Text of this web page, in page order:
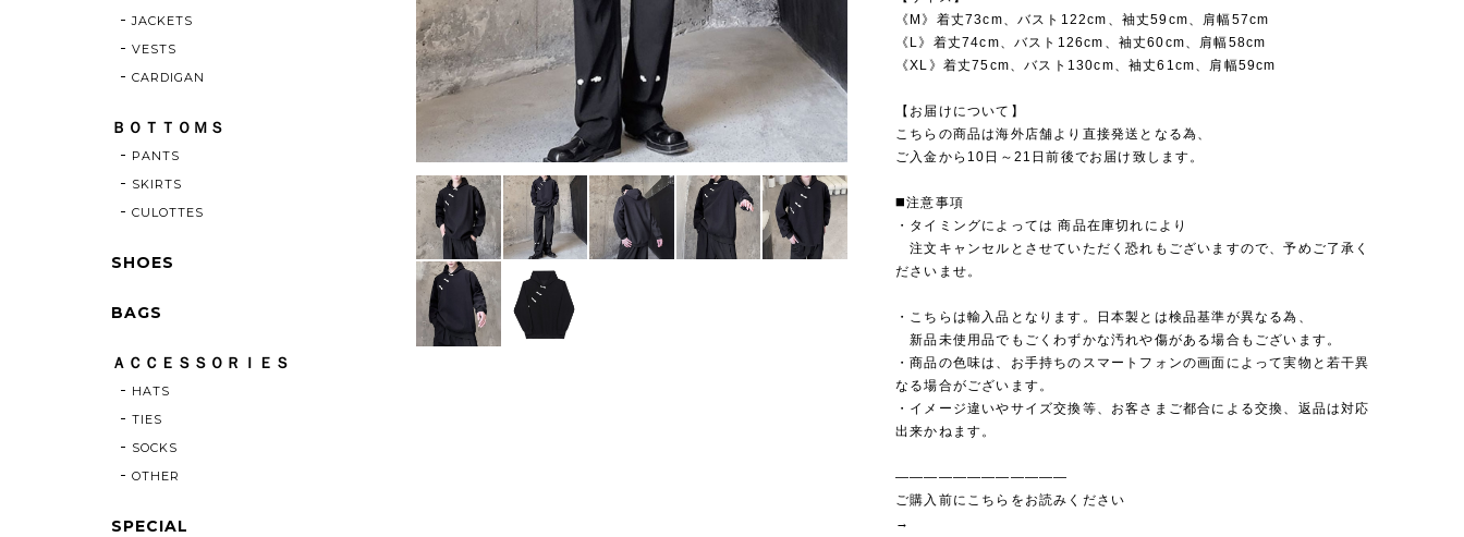
《M》着丈73cm、バスト122cm、袖丈59cm、肩幅57cm
《L》着丈74cm、バスト126cm、袖丈60cm、肩幅58cm
《XL》着丈75cm、バスト130cm、袖丈61cm、肩幅59cm
【お届けについて】
こちらの商品は海外店舗より直接発送となる為、
ご入金から10日～21日前後でお届け致します。
◼️注意事項
・タイミングによっては 商品在庫切れにより
注文キャンセルとさせていただく恐れもございますので、予めご了承く
ださいませ。
・こちらは輸入品となります。日本製とは検品基準が異なる為、
新品未使用品でもごくわずかな汚れや傷がある場合もございます。
・商品の色味は、お手持ちのスマートフォンの画面によって実物と若干異
なる場合がございます。
・イメージ違いやサイズ交換等、お客さまご都合による交換、返品は対応
出来かねます。
————————————
ご購入前にこちらをお読みください
→
JACKETS
VESTS
CARDIGAN
ＢＯＴＴＯＭＳ
PANTS
SKIRTS
CULOTTES
SHOES
BAGS
ＡＣＣＥＳＳＯＲＩＥＳ
HATS
TIES
SOCKS
OTHER
SPECIAL